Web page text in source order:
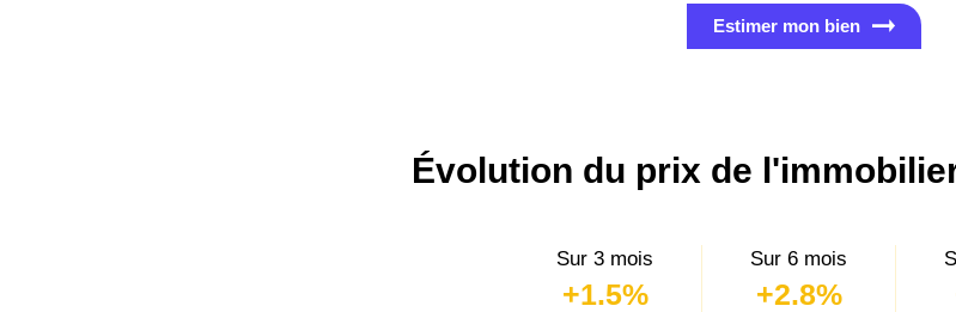
Estimer mon bien
Évolution du prix de
Sur 3 mois
+1.5%
Sur 6 mois
+2.8%